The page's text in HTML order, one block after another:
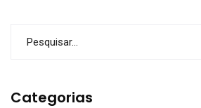
Categorias